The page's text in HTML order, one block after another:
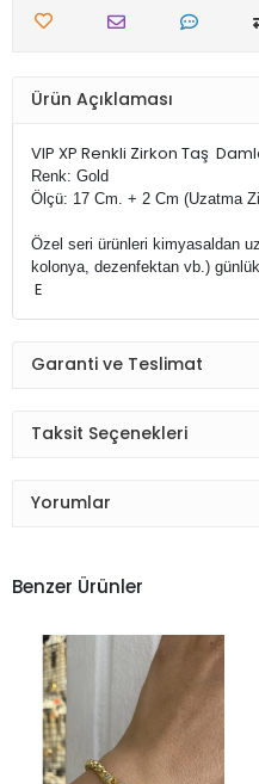
Ürün Açıklaması
VIP XP Renkli Zirkon Taş
Renk: Gold
Ölçü: 17 Cm. + 2 Cm (Uzatma
Özel seri ürünleri kimyasaldan
kolonya, dezenfektan vb.) g
E
Garanti ve Teslimat
Taksit Seçenekleri
Yorumlar
Benzer Ürünler